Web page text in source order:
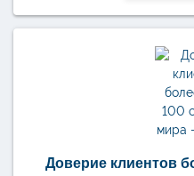
Доверие клиентов